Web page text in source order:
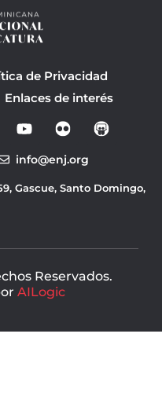
de Privacidad
Enlaces de interés
o
t
b
info@enj.org
Gascue, Santo Domingo,
Reservados.
AILogic